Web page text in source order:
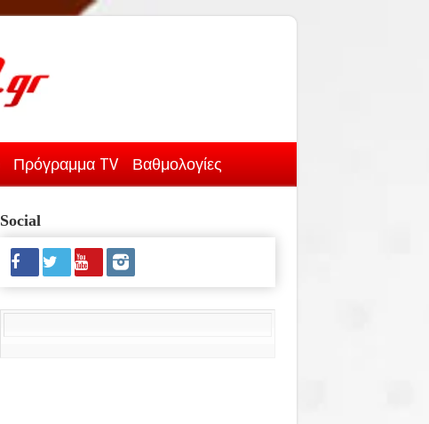
Πρόγραμμα TV Βαθμολογίες
Social